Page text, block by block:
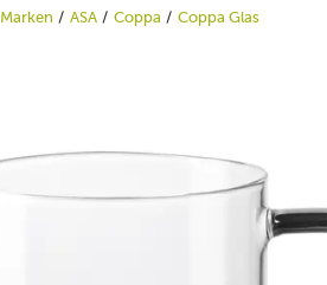
Marken ASA Coppa Coppa Glas